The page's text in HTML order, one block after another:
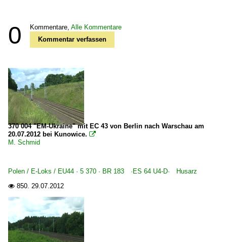
0 Kommentare, Alle Kommentare
Kommentar verfassen
370 004 "EM-Ukraine" mit EC 43 von Berlin nach Warschau am
20.07.2012 bei Kunowice. 
M. Schmid
Polen / E-Loks / EU44 · 5 370 · BR 183 ·ES 64 U4-D· Husarz
 850. 29.07.2012